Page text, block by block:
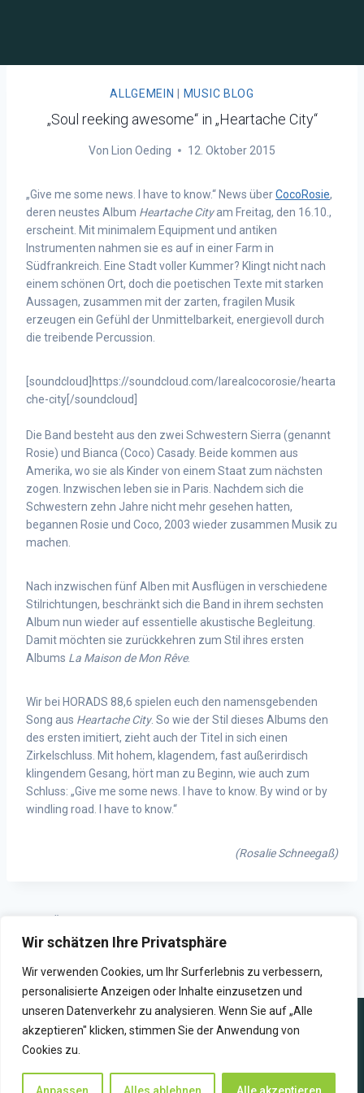
Wir schätzen Ihre Privatsphäre
Wir verwenden Cookies, um Ihr Surferlebnis zu verbessern,
personalisierte Anzeigen oder Inhalte einzusetzen und
unseren Datenverkehr zu analysieren. Wenn Sie auf „Alle
akzeptieren" klicken, stimmen Sie der Anwendung von
Cookies zu.
ALLGEMEIN MUSIC BLOG
„Soul reeking awesome“ in „Heartache City“
Von Lion Oeding 12. Oktober 2015
„Give me some news. I have to know.“ News überCocoRosie,
deren neustes Album Heartache Cityam Freitag, den 16.10.,
erscheint. Mit minimalem Equipment und antiken
Instrumenten nahmen sie es auf in einer Farm in
Südfrankreich. Eine Stadt voller Kummer? Klingt nicht nach
einem schönen Ort, doch die poetischen Texte mit starken
Aussagen, zusammen mit der zarten, fragilen Musik
erzeugen ein Gefühl der Unmittelbarkeit, energievoll durch
die treibende Percussion.
[soundcloud]https://soundcloud.com/larealcocorosie/hearta
che-city[/soundcloud]
Die Band besteht aus den zwei Schwestern Sierra (genannt
Rosie) und Bianca (Coco) Casady. Beide kommen aus
Amerika, wo sie als Kindervon einem Staat zum nächsten
zogen. Inzwischen leben sie in Paris. Nachdem sich die
Schwestern zehn Jahre nicht mehr gesehen hatten,
begannen Rosie und Coco, 2003 wieder zusammen Musik zu
machen.
Nach inzwischen fünf Alben mit Ausflügen in verschiedene
Stilrichtungen, beschränkt sich die Band in ihrem sechsten
Album nun wieder auf essentielle akustische Begleitung.
Damit möchten sie zurückkehren zum Stil ihres ersten
Albums La Maison de Mon Rêve.
Wir bei HORADS 88,6 spielen euch den namensgebenden
Song aus Heartache City. So wie der Stil dieses Albums den
des ersten imitiert, zieht auch der Titel in sich einen
Zirkelschluss. Mit hohem, klagendem, fast außerirdisch
klingendem Gesang, hört man zu Beginn, wie auch zum
Schluss: „Give me some news. I have to know. By wind or by
windling road. I have to know.“
(Rosalie Schneegaß)
Auf dem Seepferdchen gen